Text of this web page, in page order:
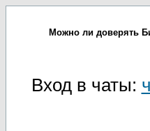
Можно ли доверять
Вход в чаты: